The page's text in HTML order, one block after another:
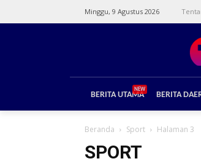
Minggu, 9 Agustus 2026
BERITA UTAMA
NEW
BERITA
Beranda Sport Halaman 3
SPORT